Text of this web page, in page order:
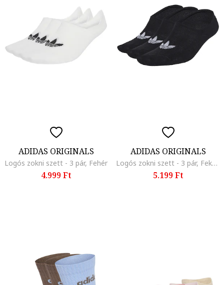
ADIDAS ORIGINALS
Logós zokni szett - 3 pár, Fehér
4.999 Ft
ADIDAS ORIGINALS
Logós zokni szett - 3 pár, Fekete
5.199 Ft